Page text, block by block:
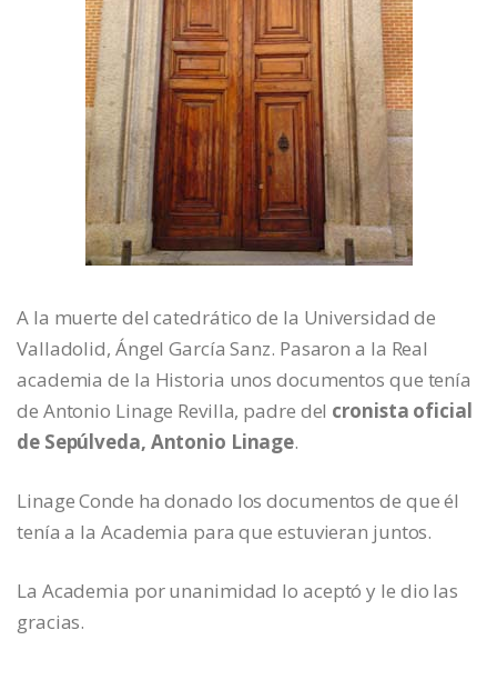
A la muerte del catedrático de la Universidad de
Valladolid, Ángel García Sanz. Pasaron a la Real
academia de la Historia unos documentos que tenía
de Antonio Linage Revilla, padre del cronista oficial
de Sepúlveda, Antonio Linage.
Linage Conde ha donado los documentos de que él
tenía a la Academia para que estuvieran juntos.
La Academia por unanimidad lo aceptó y le dio las
gracias.